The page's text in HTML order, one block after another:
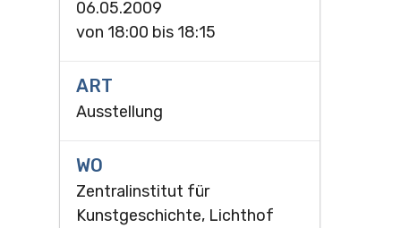
06.05.2009
von 18:00 bis 18:15
ART
Ausstellung
WO
Zentralinstitut für
Kunstgeschichte, Lichthof